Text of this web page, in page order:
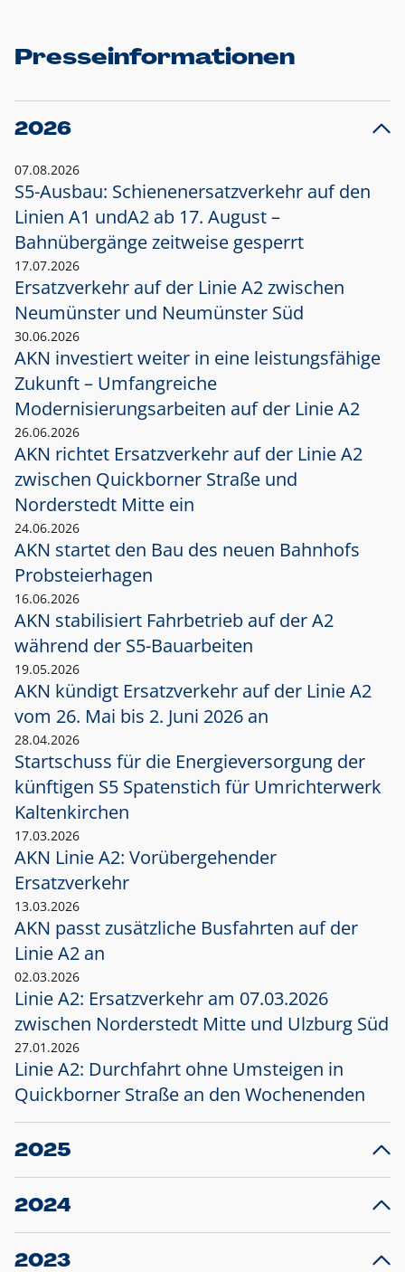
Presseinformationen
2026
07.08.2026
S5-Ausbau: Schienenersatzverkehr auf den
Linien A1 undA2 ab 17. August –
Bahnübergänge zeitweise gesperrt
17.07.2026
Ersatzverkehr auf der Linie A2 zwischen
Neumünster und Neumünster Süd
30.06.2026
AKN investiert weiter in eine leistungsfähige
Zukunft – Umfangreiche
Modernisierungsarbeiten auf der Linie A2
26.06.2026
AKN richtet Ersatzverkehr auf der Linie A2
zwischen Quickborner Straße und
Norderstedt Mitte ein
24.06.2026
AKN startet den Bau des neuen Bahnhofs
Probsteierhagen
16.06.2026
AKN stabilisiert Fahrbetrieb auf der A2
während der S5-Bauarbeiten
19.05.2026
AKN kündigt Ersatzverkehr auf der Linie A2
vom 26. Mai bis 2. Juni 2026 an
28.04.2026
Startschuss für die Energieversorgung der
künftigen S5 Spatenstich für Umrichterwerk
Kaltenkirchen
17.03.2026
AKN Linie A2: Vorübergehender
Ersatzverkehr
13.03.2026
AKN passt zusätzliche Busfahrten auf der
Linie A2 an
02.03.2026
Linie A2: Ersatzverkehr am 07.03.2026
zwischen Norderstedt Mitte und Ulzburg Süd
27.01.2026
Linie A2: Durchfahrt ohne Umsteigen in
Quickborner Straße an den Wochenenden
2025
23.12.2025
Projekt S5: Start der Bauarbeiten am
2024
10.12.2024
Großprojekt S5: Sperrung der Bahnstraße in
2023